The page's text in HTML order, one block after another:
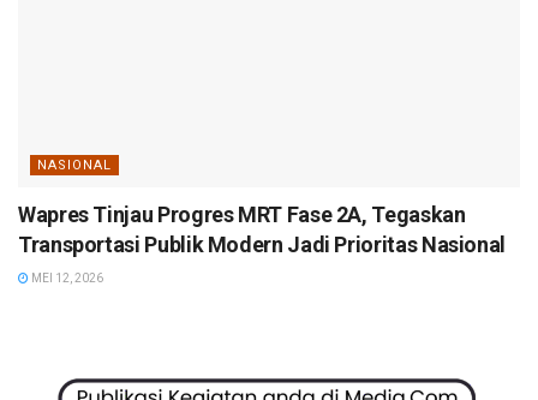
NASIONAL
Wapres Tinjau Progres MRT Fase 2A, Tegaskan
Transportasi Publik Modern Jadi Prioritas Nasional
MEI 12, 2026